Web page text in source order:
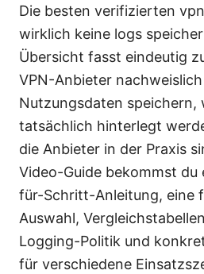
Die besten verifizierten
wirklich keine logs
Übersicht fasst eindeutig
VPN-Anbieter
Nutzungsdaten speichern,
tatsächlich hinterlegt
die Anbieter in der Praxis
Video-Guide bekommst
für-Schritt-Anleitung, eine
Auswahl,
Logging-Politik und
für verschiedene